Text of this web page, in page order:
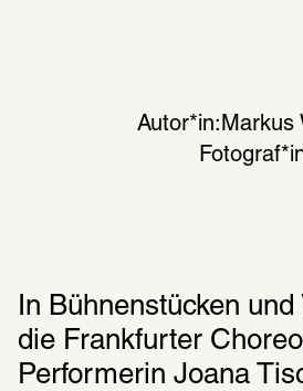
Autor*in: Markus
In Bühnenstücken
die Frankfurter
Performerin Joana